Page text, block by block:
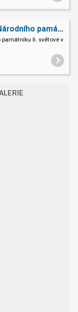
Dějepisná exkurze do Národního památníku II. sv. války v Hrabyni
II. světové války